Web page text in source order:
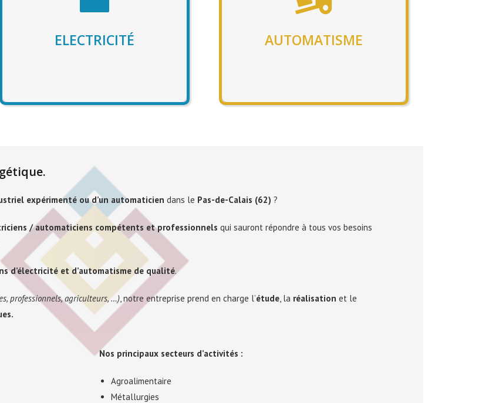
ELECTRICITÉ AUTOMATISME
expérimenté ou d’un automaticien dans le Pas-de-Calais (62) ?
/ automaticiens compétents et professionnels qui sauront répondre à tous vos besoins
d’électricité et d’automatisme de qualité.
professionnels,agriculteurs, …), notre entreprise prend en charge l’étude, la réalisation et le
Nos principaux secteurs d’activités :
Agroalimentaire
Métallurgies